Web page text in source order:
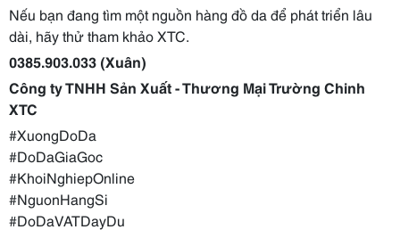
Nếu bạn đang tìm một nguồn hàng đồ da để phát triển lâu
dài, hãy thử tham khảo XTC.
0385.903.033 (Xuân)
Công ty TNHH Sản Xuất - Thương Mại Trường Chinh
XTC
#XuongDoDa
#DoDaGiaGoc
#KhoiNghiepOnline
#NguonHangSi
#DoDaVATDayDu